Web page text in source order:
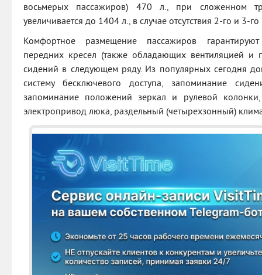
восьмерых пассажиров) 470 л., при сложенном
увеличивается до 1404 л., в случае отсутствия 2-го и 3-
Комфортное размещение пассажиров
передних кресел (также обладающих вентиляцией и
сидений в следующем ряду. Из популярных сегодня
систему бесключевого доступа, запоминание
запоминание положений зеркал и рулевой
электропривод люка, раздельный (четырехзонный)